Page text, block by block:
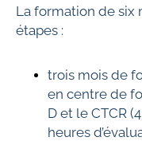
La formation de six
étapes :
trois mois de
en centre de
D et le CTCR
heures